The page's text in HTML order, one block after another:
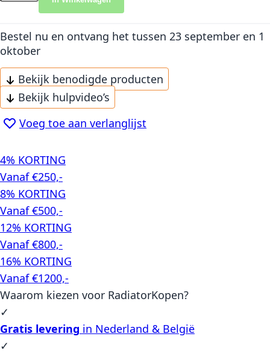
Bestel nu en ontvang het tussen 23 september en 1
oktober
Bekijk benodigde producten
Bekijk hulpvideo’s
Voeg toe aan verlanglijst
4% KORTING
Vanaf €250,-
8% KORTING
Vanaf €500,-
12% KORTING
Vanaf €800,-
16% KORTING
Vanaf €1200,-
Waarom kiezen voor RadiatorKopen?
✓
Gratis levering in Nederland & België
✓